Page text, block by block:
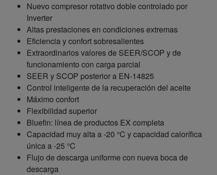
Nuevo compresor rotativo doble controlado por
Inverter
Altas prestaciones en condiciones extremas
Eficiencia y confort sobresalientes
Extraordinarios valores de SEER/SCOP y de
funcionamiento con carga parcial
SEER y SCOP posterior a EN-14825
Control inteligente de la recuperación del aceite
Máximo confort
Flexibilidad superior
Bluefin: línea de productos EX completa
Capacidad muy alta a -20 °C y capacidad calorífica
única a -25 °C
Flujo de descarga uniforme con nueva boca de
descarga